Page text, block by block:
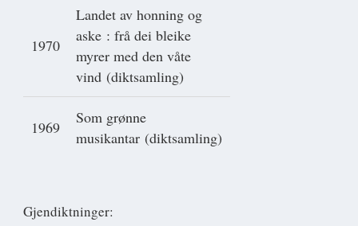
1970
Landet av honning og
aske : frå dei bleike
myrer med den våte
vind (diktsamling)
1969
Som grønne
musikantar (diktsamling)
Gjendiktninger: